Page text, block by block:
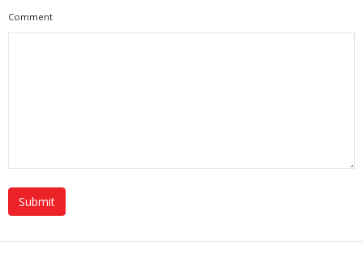
Comment